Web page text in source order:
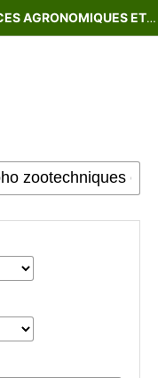
REVUE MAROCAINE DES SCIENCES AGRONOMIQUES ET VÉTÉRINAIRES